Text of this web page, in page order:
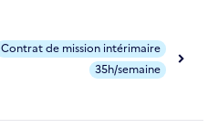
Contrat de mission intérimaire
35h/semaine